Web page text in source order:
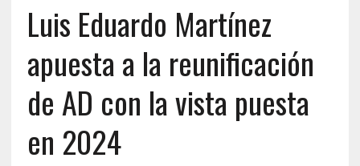
Luis Eduardo Martínez
apuesta a la reunificación
de AD con la vista puesta
en 2024